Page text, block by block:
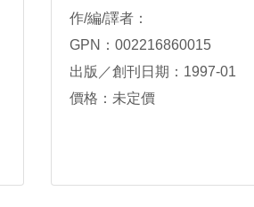
作/編/譯者：
GPN：002216860015
出版／創刊日期：1997-01
價格：未定價